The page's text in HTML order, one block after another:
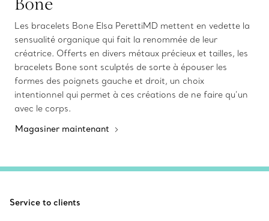
Les bracelets Bone Elsa PerettiMD mettent en vedette la
sensualité organique qui fait la renommée de leur
créatrice. Offerts en divers métaux précieux et tailles, les
bracelets Bone sont sculptés de sorte à épouser les
formes des poignets gauche et droit, un choix
intentionnel qui permet à ces créations de ne faire qu’un
avec le corps.
Magasiner maintenant
Service to clients